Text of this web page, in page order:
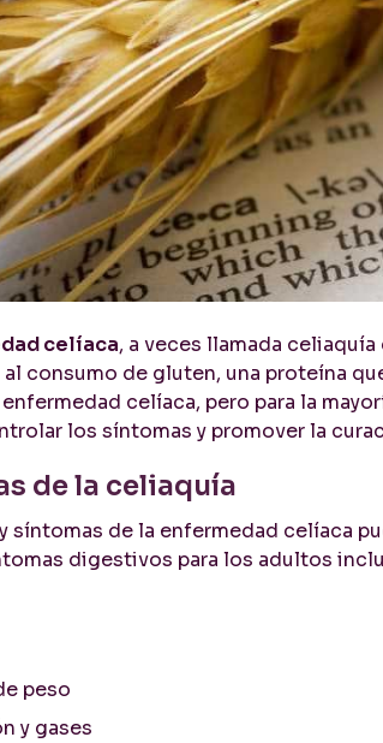
celíaca, a veces llamada
consumo de gluten, una proteína
enfermedad celíaca, pero para la
los síntomas y promover la
de la celiaquía
síntomas de la enfermedad celíaca
digestivos para los adultos
peso
y gases